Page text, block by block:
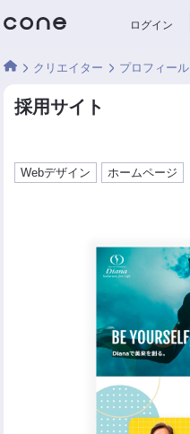
ログイン
クリエイター プロフィール
採用サイト
Webデザイン ホームページ